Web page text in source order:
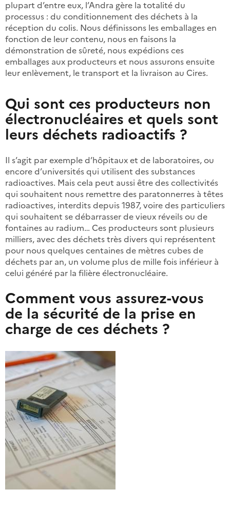
plupart d’entre eux, l’Andra gère la totalité du
processus : du conditionnement des déchets à la
réception du colis. Nous définissons les emballages en
fonction de leur contenu, nous en faisons la
démonstration de sûreté, nous expédions ces
emballages aux producteurs et nous assurons ensuite
leur enlèvement, le transport et la livraison au Cires.
Qui sont ces producteurs non
électronucléaires et quels sont
leurs déchets radioactifs ?
Il s’agit par exemple d’hôpitaux et de laboratoires, ou
encore d’universités qui utilisent des substances
radioactives. Mais cela peut aussi être des collectivités
qui souhaitent nous remettre des paratonnerres à têtes
radioactives, interdits depuis 1987, voire des particuliers
qui souhaitent se débarrasser de vieux réveils ou de
fontaines au radium… Ces producteurs sont plusieurs
milliers, avec des déchets très divers qui représentent
pour nous quelques centaines de mètres cubes de
déchets par an, un volume plus de mille fois inférieur à
celui généré par la filière électronucléaire.
Comment vous assurez-vous
de la sécurité de la prise en
charge de ces déchets ?